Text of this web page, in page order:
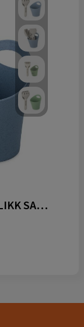
Koziol Zandspeelgoed set KLIKK SAND READY BEACH